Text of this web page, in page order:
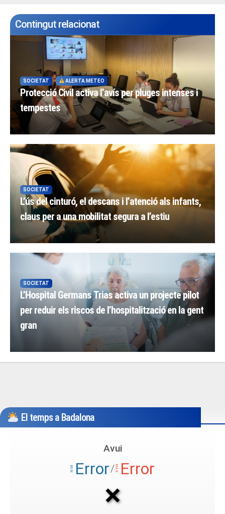
Contingut relacionat
SOCIETAT ALERTA METEO
Protecció Civil activa l’avís per pluges intenses i
tempestes
SOCIETAT
L’ús del cinturó, el descans i l’atenció als infants,
claus per a una mobilitat segura a l’estiu
SOCIETAT
L’Hospital Germans Trias activa un projecte pilot
per reduir els riscos de l’hospitalització en la gent
gran
El temps a Badalona